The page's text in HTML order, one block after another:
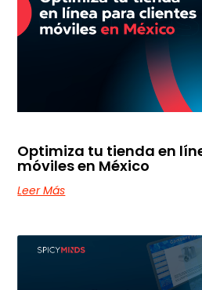
Optimiza tu tienda en
móviles en México
Leer Más